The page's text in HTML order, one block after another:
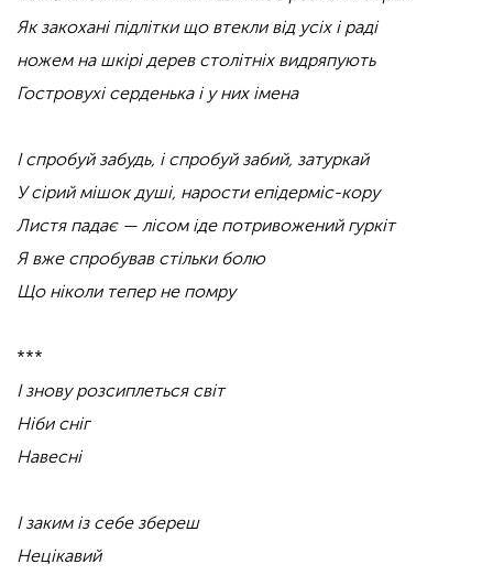
Як закохані підлітки що втекли від усіх і раді
ножем на шкірі дерев столітніх видряпують
Гостровухі серденька і у них імена
І спробуй забудь, і спробуй забий, затуркай
У сірий мішок душі, нарости епідерміс-кору
Листя падає — лісом іде потривожений гуркіт
Я вже спробував стільки болю
Що ніколи тепер не помру
***
І знову розсиплеться світ
Ніби сніг
Навесні
І заким із себе збереш
Нецікавий